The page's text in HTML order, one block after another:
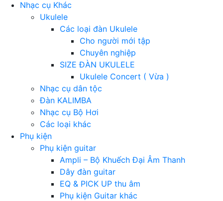
Nhạc cụ Khác
Ukulele
Các loại đàn Ukulele
Cho người mới tập
Chuyên nghiệp
SIZE ĐÀN UKULELE
Ukulele Concert ( Vừa )
Nhạc cụ dân tộc
Đàn KALIMBA
Nhạc cụ Bộ Hơi
Các loại khác
Phụ kiện
Phụ kiện guitar
Ampli – Bộ Khuếch Đại Âm Thanh
Dây đàn guitar
EQ & PICK UP thu âm
Phụ kiện Guitar khác